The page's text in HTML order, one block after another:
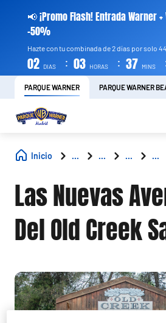
📢 ¡Promo Flash! Entrada Warner
-50%
Hazte con tu combinada de 2 días por solo
02 DIAS : 03 HORAS : 37 MINS
PARQUE WARNER PARQUE WARNER
Inicio ... ... ... ...
Las Nuevas
Del Old Creek